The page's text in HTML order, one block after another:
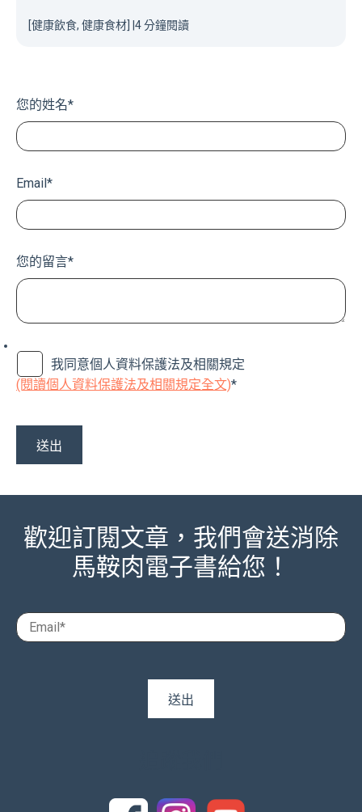
[健康飲食, 健康食材] 4 分鐘閱讀
您的姓名*
Email*
您的留言*
我同意個人資料保護法及相關規定
(閱讀個人資料保護法及相關規定全文)*
歡迎訂閱文章，我們會送消除
馬鞍肉電子書給您！